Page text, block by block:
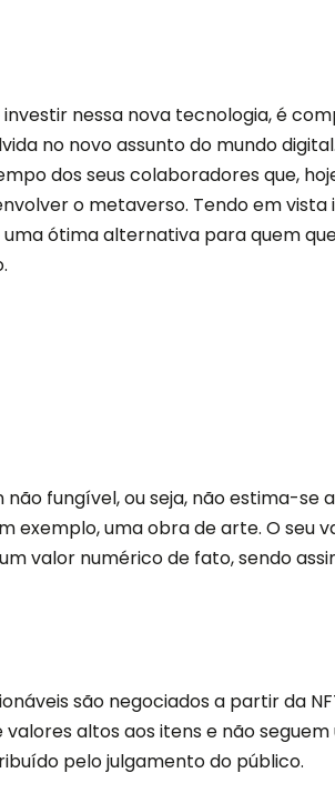
nessa nova tecnologia, é
no novo assunto do mundo
dos seus colaboradores que,
o metaverso. Tendo em vista
ótima alternativa para quem
fungível, ou seja, não estima-se
exemplo, uma obra de arte. O seu
valor numérico de fato, sendo
são negociados a partir da
altos aos itens e não
pelo julgamento do público.